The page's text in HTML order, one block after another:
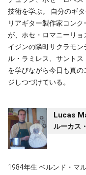
技術を学ぶ。 自分のギ
リアギター製作家コン
が、ホセ・ロマニーリ
イジンの隣町サクラモ
ル・ラミレス、サント
を学びながら今日も真
ジしつづけている。
Lucas
ルーカス
1984年生 ベルンド・マ